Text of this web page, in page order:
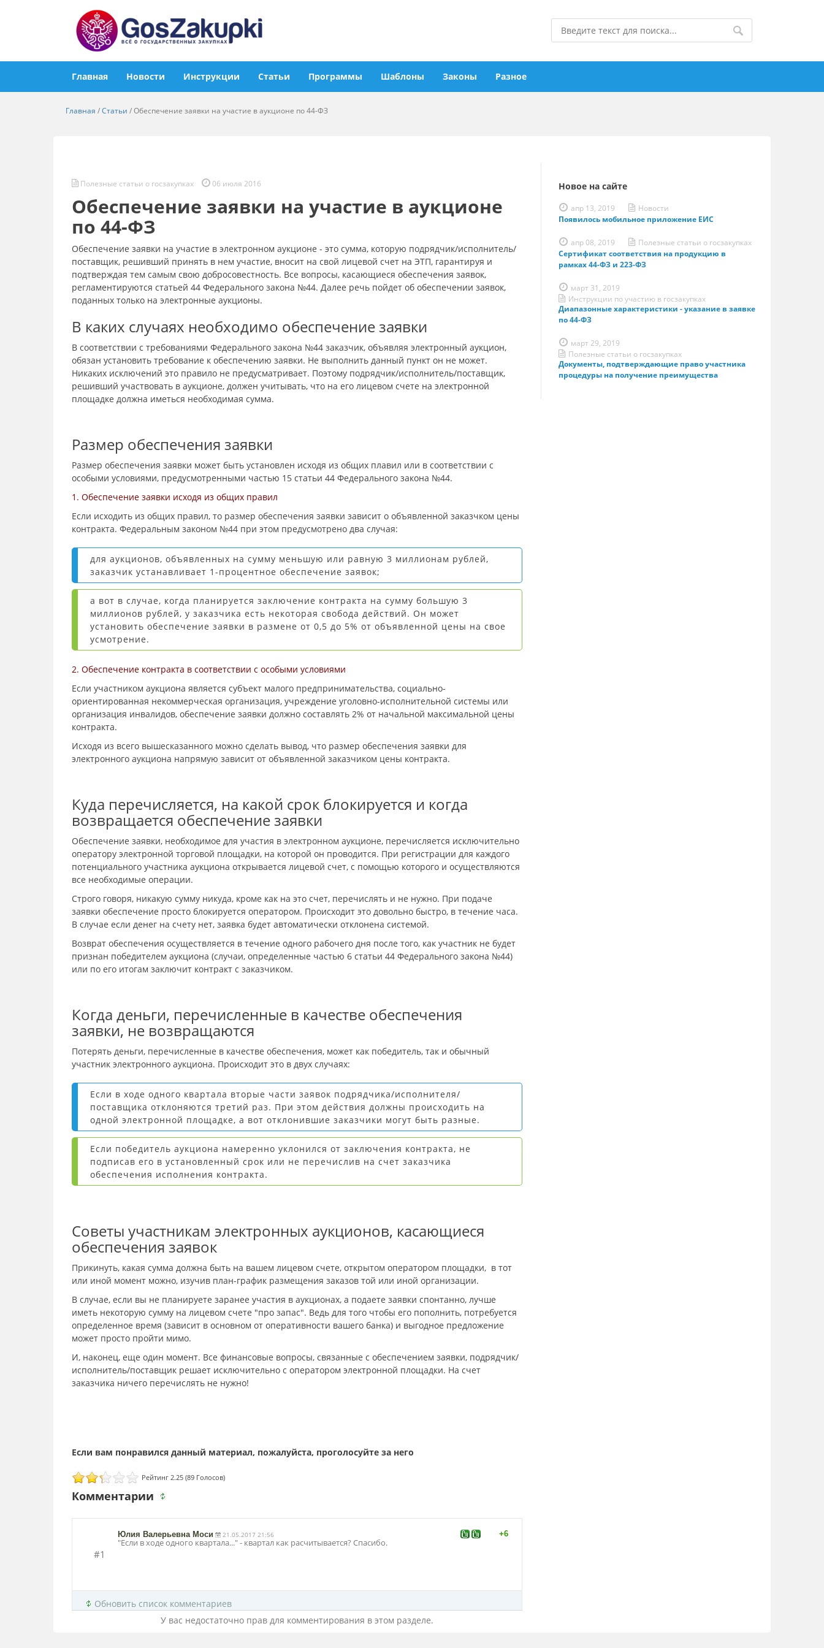
Главная Новости Инструкции Статьи Программы Шаблоны Законы Разное
Главная /Статьи /Обеспечение заявки на участие в аукционе по 44-ФЗ
Полезные статьи о госзакупках 06 июля 2016
Обеспечение заявки на участие в аукционе
по 44-ФЗ
Обеспечение заявки на участие в электронном аукционе - это сумма, которую подрядчик/исполнитель/
поставщик, решивший принять в нем участие, вносит на свой лицевой счет на ЭТП, гарантируя и
подтверждая тем самым свою добросовестность. Все вопросы, касающиеся обеспечения заявок,
регламентируются статьей 44 Федерального закона №44. Далее речь пойдет об обеспечении заявок,
поданных только на электронные аукционы.
В каких случаях необходимо обеспечение заявки
В соответствии с требованиями Федерального закона №44 заказчик, объявляя электронный аукцион,
обязан установить требование к обеспечению заявки. Не выполнить данный пункт он не может.
Никаких исключений это правило не предусматривает. Поэтому подрядчик/исполнитель/поставщик,
решивший участвовать в аукционе, должен учитывать, что на его лицевом счете на электронной
площадке должна иметься необходимая сумма.
Размер обеспечения заявки
Размер обеспечения заявки может быть установлен исходя из общих плавил или в соответствии с
особыми условиями, предусмотренными частью 15 статьи 44 Федерального закона №44.
1. Обеспечение заявки исходя из общих правил
Если исходить из общих правил, то размер обеспечения заявки зависит о объявленной заказчком цены
контракта. Федеральным законом №44 при этом предусмотрено два случая:
для аукционов, объявленных на сумму меньшую или равную 3 миллионам рублей,
заказчик устанавливает 1-процентное обеспечение заявок;
а вот в случае, когда планируется заключение контракта на сумму большую 3
миллионов рублей, у заказчика есть некоторая свобода действий. Он может
установить обеспечение заявки в размене от 0,5 до 5% от объявленной цены на свое
усмотрение.
2. Обеспечение контракта в соответствии с особыми условиями
Если участником аукциона является субъект малого предпринимательства, социально-
ориентированная некоммерческая организация, учреждение уголовно-исполнительной системы или
организация инвалидов, обеспечение заявки должно составлять 2% от начальной максимальной цены
контракта.
Исходя из всего вышесказанного можно сделать вывод, что размер обеспечения заявки для
электронного аукциона напрямую зависит от объявленной заказчиком цены контракта.
Куда перечисляется, на какой срок блокируется и когда
возвращается обеспечение заявки
Обеспечение заявки, необходимое для участия в электронном аукционе, перечисляется исключительно
оператору электронной торговой площадки, на которой он проводится. При регистрации для каждого
потенциального участника аукциона открывается лицевой счет, с помощью которого и осуществляются
все необходимые операции.
Строго говоря, никакую сумму никуда, кроме как на это счет, перечислять и не нужно. При подаче
заявки обеспечение просто блокируется оператором. Происходит это довольно быстро, в течение часа.
В случае если денег на счету нет, заявка будет автоматически отклонена системой.
Возврат обеспечения осуществляется в течение одного рабочего дня после того, как участник не будет
признан победителем аукциона (случаи, определенные частью 6 статьи 44 Федерального закона №44)
или по его итогам заключит контракт с заказчиком.
Когда деньги, перечисленные в качестве обеспечения
заявки, не возвращаются
Потерять деньги, перечисленные в качестве обеспечения, может как победитель, так и обычный
участник электронного аукциона. Происходит это в двух случаях:
Если в ходе одного квартала вторые части заявок подрядчика/исполнителя/
поставщика отклоняются третий раз. При этом действия должны происходить на
одной электронной площадке, а вот отклонившие заказчики могут быть разные.
Если победитель аукциона намеренно уклонился от заключения контракта, не
подписав его в установленный срок или не перечислив на счет заказчика
обеспечения исполнения контракта.
Советы участникам электронных аукционов, касающиеся
обеспечения заявок
Прикинуть, какая сумма должна быть на вашем лицевом счете, открытом оператором площадки, в тот
или иной момент можно, изучив план-график размещения заказов той или иной организации.
В случае, если вы не планируете заранее участия в аукционах, а подаете заявки спонтанно, лучше
иметь некоторую сумму на лицевом счете "про запас". Ведь для того чтобы его пополнить, потребуется
определенное время (зависит в основном от оперативности вашего банка) и выгодное предложение
может просто пройти мимо.
И, наконец, еще один момент. Все финансовые вопросы, связанные с обеспечением заявки, подрядчик/
исполнитель/поставщик решает исключительно с оператором электронной площадки. На счет
заказчика ничего перечислять не нужно!
Рейтинг 2.25 (89 Голосов)
Комментарии
+6
#1
Юлия Валерьевна Моси 21.05.2017 21:56
"Если в ходе одного квартала..." - квартал как расчитывается? Спасибо.
Обновить список комментариев
У вас недостаточно прав для комментирования в этом разделе.
Новое на сайте
апр 13, 2019
Новости
Появилось мобильное приложение ЕИС
апр 08, 2019
Полезные статьи о госзакупках
Сертификат соответствия на продукцию в
рамках 44-ФЗ и 223-ФЗ
март 31, 2019
Инструкции по участию в госзакупках
Диапазонные характеристики - указание в заявке
по 44-ФЗ
март 29, 2019
Полезные статьи о госзакупках
Документы, подтверждающие право участника
процедуры на получение преимущества